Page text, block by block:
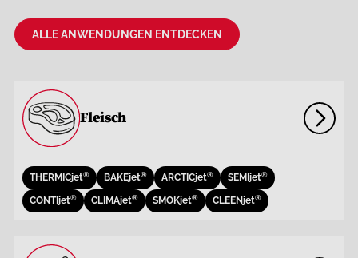
ALLE ANWENDUNGEN ENTDECKEN
Fleisch
THERMICjet® BAKEjet® ARCTICjet® SEMIjet®
CONTIjet® CLIMAjet® SMOKjet® CLEENjet®